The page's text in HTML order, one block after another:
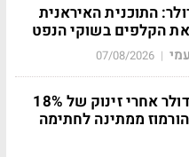
מעל 82 דולר: התוכנית האיראנית
הקלפים בשוקי הנפט
|
07/08/2026
ברנט סביב 82 דולר אחרי זינוק של 18%
ממתינה לחתימה